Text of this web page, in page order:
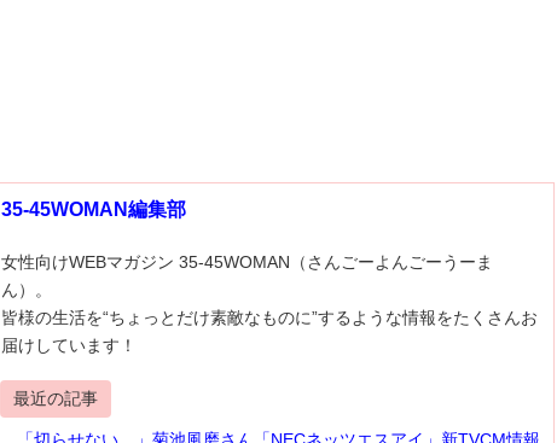
35-45WOMAN編集部
女性向けWEBマガジン 35-45WOMAN（さんごーよんごーうーま
ん）。
皆様の生活を“ちょっとだけ素敵なものに”するような情報をたくさんお
届けしています！
最近の記事